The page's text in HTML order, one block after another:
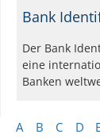
A B C D
Bank
Der Bank
eine
Banken